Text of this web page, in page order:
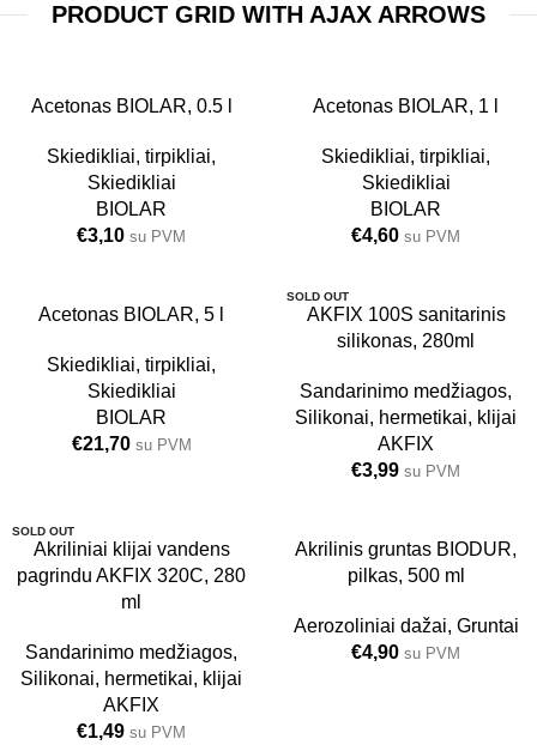
PRODUCT GRID WITH AJAX ARROWS
0.5LAcetonas BIOLAR, 0.5 l
Skiedikliai, tirpikliai,
Skiedikliai
BIOLAR
€3,10 su PVM
Acetonas BIOLAR, 1 l
Skiedikliai, tirpikliai,
Skiedikliai
BIOLAR
€4,60 su PVM
Acetonas BIOLAR, 5 l
Skiedikliai, tirpikliai,
Skiedikliai
BIOLAR
€21,70 su PVM
SOLD OUT
AKFIX 100S sanitarinis
silikonas, 280ml
Sandarinimo medžiagos,
Silikonai, hermetikai, klijai
AKFIX
€3,99 su PVM
SOLD OUT
24 VNT.
Akriliniai klijai vandens
pagrindu AKFIX 320C, 280
ml
Sandarinimo medžiagos,
Silikonai, hermetikai, klijai
AKFIX
€1,49 su PVM
Akrilinis gruntas BIODUR,
pilkas, 500 ml
Aerozoliniai dažai, Gruntai
€4,90 su PVM